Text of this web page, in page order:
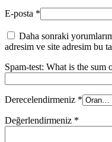
E-posta *
Daha sonraki
adresim ve site adresim bu
Spam-test: What is the sum
Derecelendirmeniz *
Değerlendirmeniz *